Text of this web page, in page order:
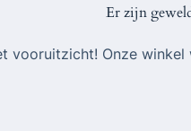
Er zijn
vooruitzicht! Onze